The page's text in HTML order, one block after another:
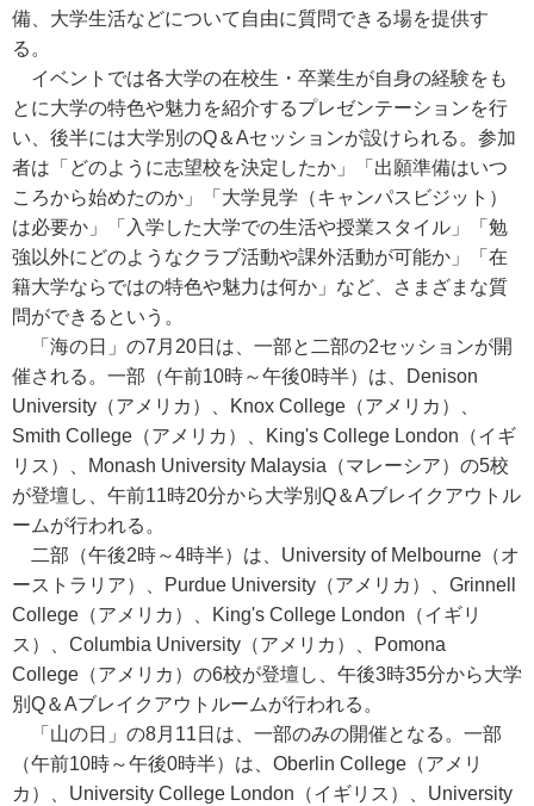
備、大学生活などについて自由に質問できる場を提供す
る。
イベントでは各大学の在校生・卒業生が自身の経験をも
とに大学の特色や魅力を紹介するプレゼンテーションを行
い、後半には大学別のQ＆Aセッションが設けられる。参加
者は「どのように志望校を決定したか」「出願準備はいつ
ころから始めたのか」「大学見学（キャンパスビジット）
は必要か」「入学した大学での生活や授業スタイル」「勉
強以外にどのようなクラブ活動や課外活動が可能か」「在
籍大学ならではの特色や魅力は何か」など、さまざまな質
問ができるという。
「海の日」の7月20日は、一部と二部の2セッションが開
催される。一部（午前10時～午後0時半）は、Denison
University（アメリカ）、Knox College（アメリカ）、
Smith College（アメリカ）、King's College London（イギ
リス）、Monash University Malaysia（マレーシア）の5校
が登壇し、午前11時20分から大学別Q＆Aブレイクアウトル
ームが行われる。
二部（午後2時～4時半）は、University of Melbourne（オ
ーストラリア）、Purdue University（アメリカ）、Grinnell
College（アメリカ）、King's College London（イギリ
ス）、Columbia University（アメリカ）、Pomona
College（アメリカ）の6校が登壇し、午後3時35分から大学
別Q＆Aブレイクアウトルームが行われる。
「山の日」の8月11日は、一部のみの開催となる。一部
（午前10時～午後0時半）は、Oberlin College（アメリ
カ）、University College London（イギリス）、University